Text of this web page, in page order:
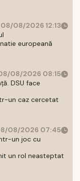
08/08/2026 12:13
europeană
08/2026 08:15
DSU face
un caz cercetat
08/2026 07:45
un joc cu
un rol neasteptat